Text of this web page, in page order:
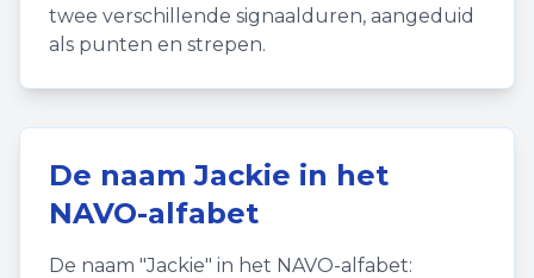
twee verschillende signaalduren, aangeduid
als punten en strepen.
De naamJackie in het
NAVO-alfabet
De naam "Jackie" in het NAVO-alfabet: